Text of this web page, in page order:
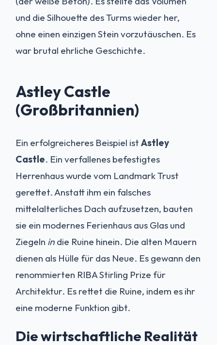
und die Silhouette des Turms wieder her,
ohne einen einzigen Stein vorzutäuschen. Es
war brutal ehrliche Geschichte.
Astley Castle
(Großbritannien)
Ein erfolgreicheres Beispiel ist Astley
Castle. Ein verfallenes befestigtes
Herrenhaus wurde vom Landmark Trust
gerettet. Anstatt ihm ein falsches
mittelalterliches Dach aufzusetzen, bauten
sie ein modernes Ferienhaus aus Glas und
Ziegeln in die Ruine hinein. Die alten Mauern
dienen als Hülle für das Neue. Es gewann den
renommierten RIBA Stirling Prize für
Architektur. Es rettet die Ruine, indem es ihr
eine moderne Funktion gibt.
Die wirtschaftliche Realität